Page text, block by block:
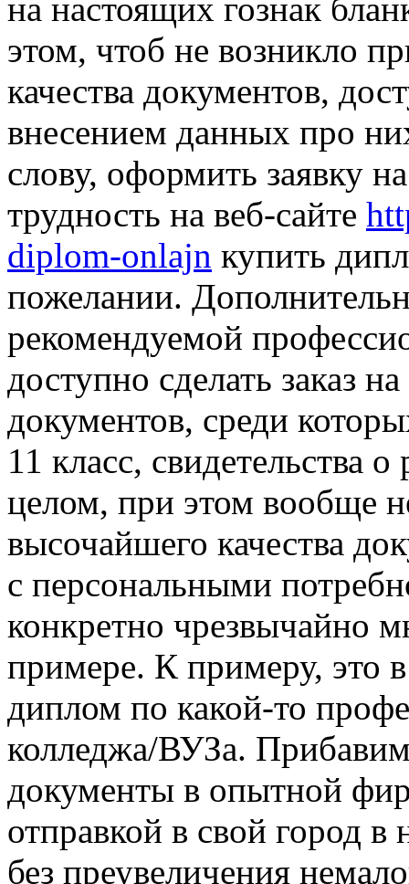
на настоящих гознак
этом, чтоб не возникло
качества документов,
внесением данных про
слову, оформить заявку
трудность на веб-сайте
diplom-onlajn купить
пожелании.
рекомендуемой
доступно сделать заказ
документов, среди
11 класс, свидетельства
целом, при этом вообще
высочайшего качества
с персональными
конкретно чрезвычайно
примере. К примеру, это
диплом по какой-то
колледжа/ВУЗа.
документы в опытной
отправкой в свой город в
без преувеличения